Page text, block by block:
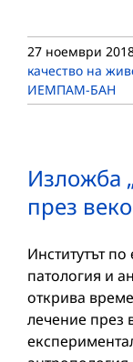
27 ноември
качество на
ИЕМПАМ-БАН
Изложба
през
Институтът
патология и
открива
лечение през